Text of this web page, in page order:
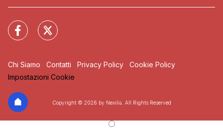
Chi Siamo Contatti Privacy Policy
Cookie Policy
Impostazioni Cookie
Copyright © 2026 by Nexilia. All Rights Reserved